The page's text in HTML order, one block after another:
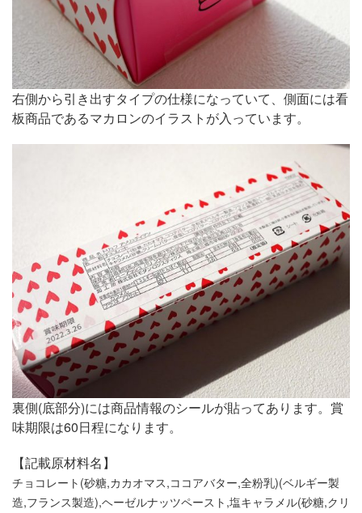
右側から引き出すタイプの仕様になっていて、側面には看
板商品であるマカロンのイラストが入っています。
裏側(底部分)には商品情報のシールが貼ってあります。賞
味期限は60日程になります。
【記載原材料名】
チョコレート(砂糖,カカオマス,ココアバター,全粉乳)(ベルギー製
造,フランス製造),ヘーゼルナッツペースト,塩キャラメル(砂糖,クリ